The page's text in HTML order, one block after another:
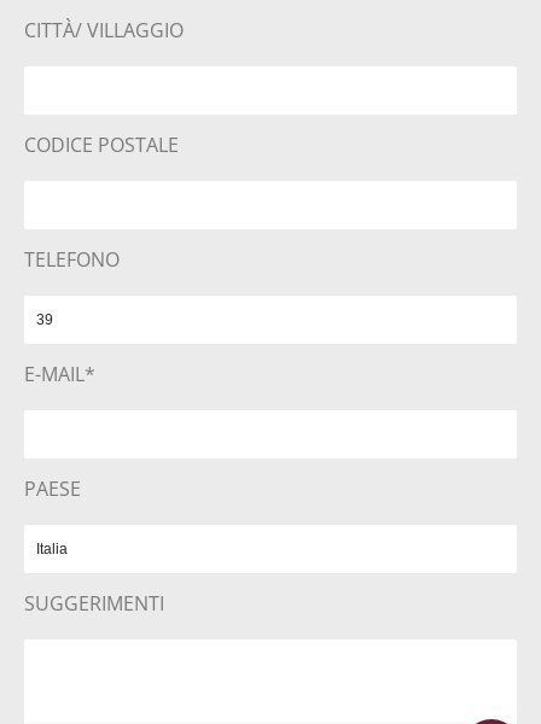
CITTÀ/ VILLAGGIO
CODICE POSTALE
TELEFONO
E-MAIL*
PAESE
SUGGERIMENTI